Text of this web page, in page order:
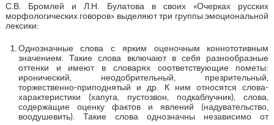
С.В. Бромлей и Л.Н. Булатова в своих «Очерках русских
морфологических говоров» выделяют три группы эмоциональной
лексики:
Однозначные слова с ярким оценочным коннототивным
значением. Такие слова включают в себя разнообразные
оттенки и имеют в словарях соответствующие пометы:
иронический, неодобрительный, презрительный,
торжественно-приподнятый и др. К ним относятся слова-
характеристики (хапуга, пустозвон, подкаблучник), слова,
содержащие оценку фактов и явлений (надувательство,
воодушевить). Такие слова однозначны независимо от